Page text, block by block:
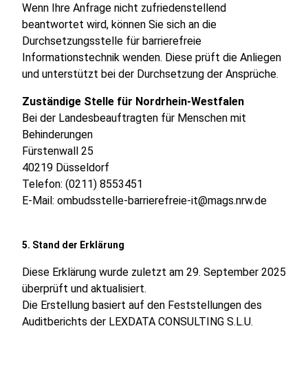
Wenn Ihre Anfrage nicht zufriedenstellend
beantwortet wird, können Sie sich an die
Durchsetzungsstelle für barrierefreie
Informationstechnik wenden. Diese prüft die Anliegen
und unterstützt bei der Durchsetzung der Ansprüche.
Zuständige Stelle für Nordrhein-Westfalen
Bei der Landesbeauftragten für Menschen mit
Behinderungen
Fürstenwall 25
40219 Düsseldorf
Telefon: (0211) 8553451
E-Mail: ombudsstelle-barrierefreie-it@mags.nrw.de
5. Stand der Erklärung
Diese Erklärung wurde zuletzt am 29. September 2025
überprüft und aktualisiert.
Die Erstellung basiert auf den Feststellungen des
Auditberichts der LEXDATA CONSULTING S.L.U.